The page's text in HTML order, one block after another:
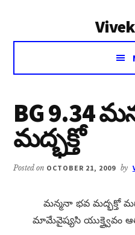
Voice
Vivekananda
BG 9.34
మద్భక్తో
Posted on OCTOBER 21, 2009 by
మన్మనా భవ మద్భక్తో
మామేవైష్యసి యుక్త్వైవం